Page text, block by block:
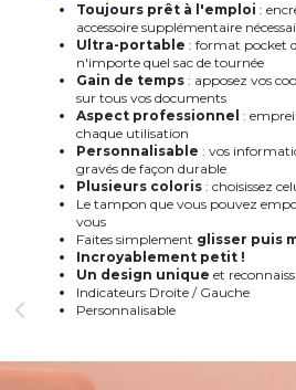
Toujours prêt à l'emploi :
accessoire supplémentaire
Ultra-portable : format pocket
n'importe quel sac de tournée
Gain de temps: apposez vos
sur tous vos documents
Aspect professionnel :
chaque utilisation
Personnalisable : vos
gravés de façon durable
Plusieurs coloris: choisissez
Le tampon que vous pouvez
vous
Faites simplement glisser puis
Incroyablement petit !
Un design unique et
Indicateurs Droite / Gauche
Personnalisable